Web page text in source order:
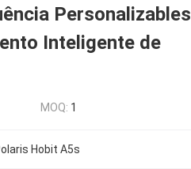
Personalizables
Inteligente de
MOQ: 1
Hobit A5s